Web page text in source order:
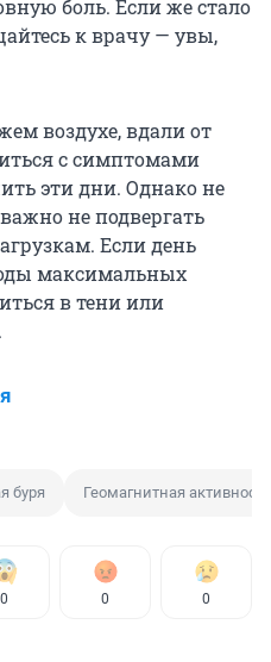
боль. Если же стало
к врачу — увы,
воздухе, вдали от
с симптомами
эти дни. Однако не
не подвергать
Если день
максимальных
в тени или
буря Геомагнитная активность
0 0 0